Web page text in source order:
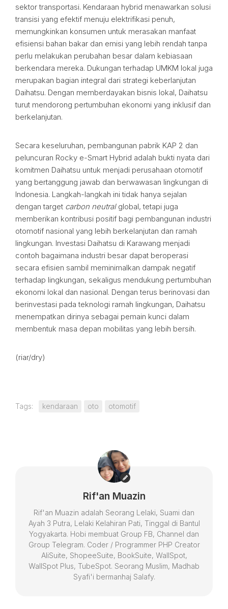
sektor transportasi. Kendaraan hybrid menawarkan solusi
transisi yang efektif menuju elektrifikasi penuh,
memungkinkan konsumen untuk merasakan manfaat
efisiensi bahan bakar dan emisi yang lebih rendah tanpa
perlu melakukan perubahan besar dalam kebiasaan
berkendara mereka. Dukungan terhadap UMKM lokal juga
merupakan bagian integral dari strategi keberlanjutan
Daihatsu. Dengan memberdayakan bisnis lokal, Daihatsu
turut mendorong pertumbuhan ekonomi yang inklusif dan
berkelanjutan.
Secara keseluruhan, pembangunan pabrik KAP 2 dan
peluncuran Rocky e-Smart Hybrid adalah bukti nyata dari
komitmen Daihatsu untuk menjadi perusahaan otomotif
yang bertanggung jawab dan berwawasan lingkungan di
Indonesia. Langkah-langkah ini tidak hanya sejalan
dengan target carbon neutralglobal, tetapi juga
memberikan kontribusi positif bagi pembangunan industri
otomotif nasional yang lebih berkelanjutan dan ramah
lingkungan. Investasi Daihatsu di Karawang menjadi
contoh bagaimana industri besar dapat beroperasi
secara efisien sambil meminimalkan dampak negatif
terhadap lingkungan, sekaligus mendukung pertumbuhan
ekonomi lokal dan nasional. Dengan terus berinovasi dan
berinvestasi pada teknologi ramah lingkungan, Daihatsu
menempatkan dirinya sebagai pemain kunci dalam
membentuk masa depan mobilitas yang lebih bersih.
(riar/dry)
Tags: kendaraan oto otomotif
Rif'an Muazin
Rif'an Muazin adalah Seorang Lelaki, Suami dan
Ayah 3 Putra, Lelaki Kelahiran Pati, Tinggal di Bantul
Yogyakarta. Hobi membuat Group FB, Channel dan
Group Telegram. Coder / Programmer PHP Creator
AliSuite, ShopeeSuite, BookSuite, WallSpot,
WallSpot Plus, TubeSpot. Seorang Muslim, Madhab
Syafi'i bermanhaj Salafy.